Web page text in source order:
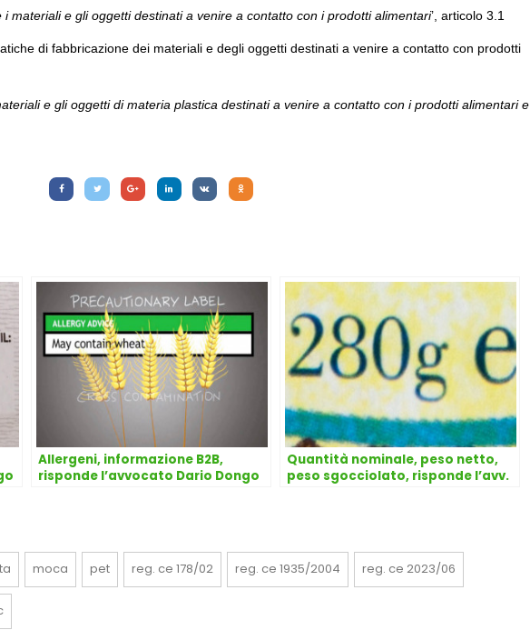
i materiali e gli oggetti destinati a venire a contatto con i prodotti alimentari’, articolo 3.1
di fabbricazione dei materiali e degli oggetti destinati a venire a contatto con prodotti
e gli oggetti di materia plastica destinati a venire a contatto con i prodotti alimentari e
Allergeni, informazione B2B,
risponde l’avvocato Dario Dongo
Quantità nominale, peso netto,
peso sgocciolato, risponde l’avv.
moca pet reg. ce 178/02 reg. ce 1935/2004 reg. ce 2023/06